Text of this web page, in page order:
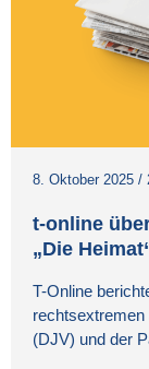
8. Oktober 2025 /
t-online
„Die
T-Online
rechtsextremen
(DJV) und der